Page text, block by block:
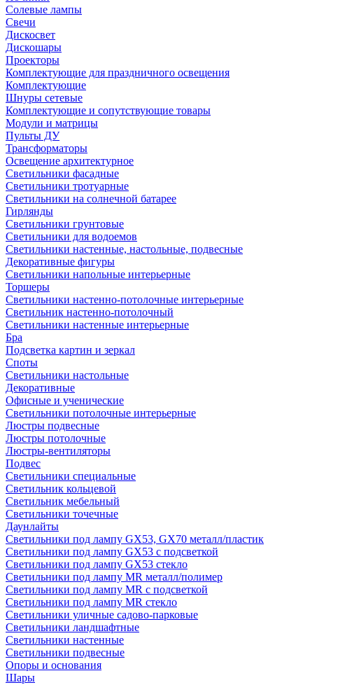
Солевые лампы
Свечи
Дискосвет
Дискошары
Проекторы
Комплектующие для праздничного освещения
Комплектующие
Шнуры сетевые
Комплектующие и сопутствующие товары
Модули и матрицы
Пульты ДУ
Трансформаторы
Освещение архитектурное
Светильники фасадные
Светильники тротуарные
Светильники на солнечной батарее
Гирлянды
Светильники грунтовые
Светильники для водоемов
Светильники настенные, настольные, подвесные
Декоративные фигуры
Светильники напольные интерьерные
Торшеры
Светильники настенно-потолочные интерьерные
Светильник настенно-потолочный
Светильники настенные интерьерные
Бра
Подсветка картин и зеркал
Споты
Светильники настольные
Декоративные
Офисные и ученические
Светильники потолочные интерьерные
Люстры подвесные
Люстры потолочные
Люстры-вентиляторы
Подвес
Светильники специальные
Светильник кольцевой
Светильник мебельный
Светильники точечные
Даунлайты
Светильники под лампу GX53, GX70 металл/пластик
Светильники под лампу GX53 с подсветкой
Светильники под лампу GX53 стекло
Светильники под лампу MR металл/полимер
Светильники под лампу MR с подсветкой
Светильники под лампу MR стекло
Светильники уличные садово-парковые
Светильники ландшафтные
Светильники настенные
Светильники подвесные
Опоры и основания
Шары